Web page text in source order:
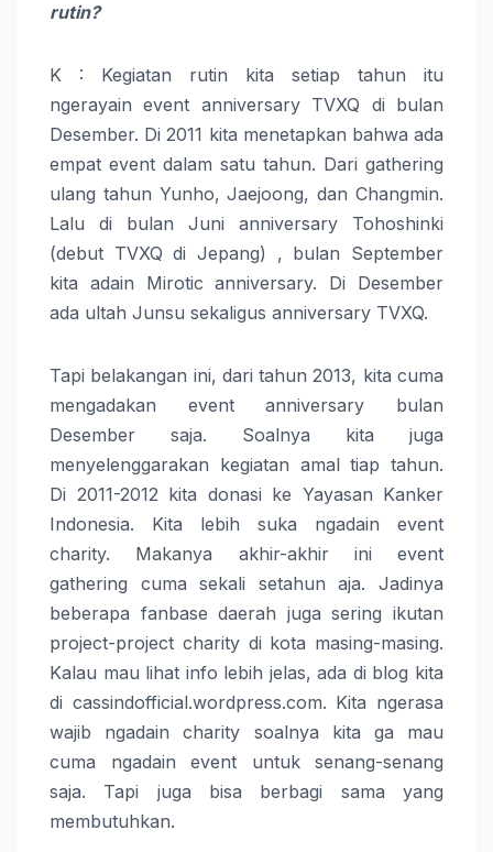
rutin?
K : Kegiatan rutin kita setiap tahun itu
ngerayain event anniversary TVXQ di bulan
Desember. Di 2011 kita menetapkan bahwa ada
empat event dalam satu tahun. Dari gathering
ulang tahun Yunho, Jaejoong, dan Changmin.
Lalu di bulan Juni anniversary Tohoshinki
(debut TVXQ di Jepang) , bulan September
kita adain Mirotic anniversary. Di Desember
ada ultah Junsu sekaligus anniversary TVXQ.
Tapi belakangan ini, dari tahun 2013, kita cuma
mengadakan event anniversary bulan
Desember saja. Soalnya kita juga
menyelenggarakan kegiatan amal tiap tahun.
Di 2011-2012 kita donasi ke Yayasan Kanker
Indonesia. Kita lebih suka ngadain event
charity. Makanya akhir-akhir ini event
gathering cuma sekali setahun aja. Jadinya
beberapa fanbase daerah juga sering ikutan
project-project charity di kota masing-masing.
Kalau mau lihat info lebih jelas, ada di blog kita
di cassindofficial.wordpress.com. Kita ngerasa
wajib ngadain charity soalnya kita ga mau
cuma ngadain event untuk senang-senang
saja. Tapi juga bisa berbagi sama yang
membutuhkan.